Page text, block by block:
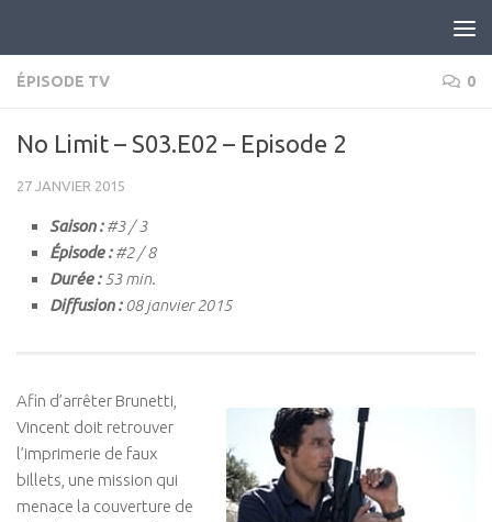
ÉPISODE TV 0
No Limit – S03.E02 – Episode 2
27 JANVIER 2015
Saison :#3 / 3
Épisode :#2 / 8
Durée :53 min.
Diffusion :08 janvier 2015
Afin d’arrêter Brunetti,
Vincent doit retrouver
l’imprimerie de faux
billets, une mission qui
menace la couverture de